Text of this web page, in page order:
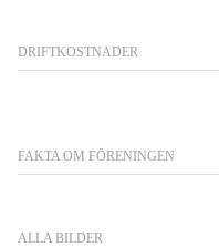
DRIFTKOSTNADER
FAKTA OM FÖRENINGEN
ALLA BILDER